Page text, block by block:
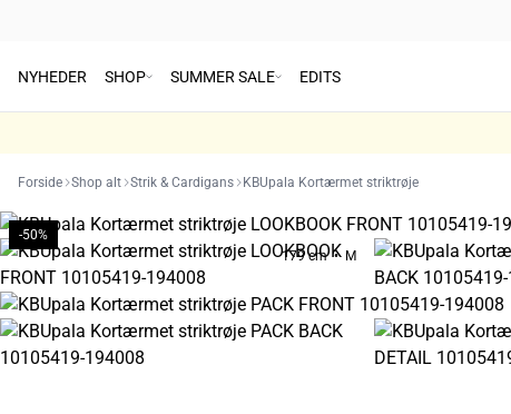
NYHEDER SHOP SUMMER SALE EDITS
Forside Shop alt Strik & Cardigans KBUpala Kortærmet striktrøje
179 cm • M
-50%